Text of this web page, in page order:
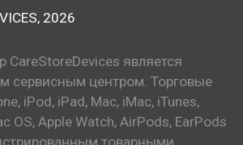
2026
CareStoreDevices является
сервисным центром. Торговые
iPod, iPad, Mac, iMac, iTunes,
OS, Apple Watch, AirPods, EarPods
товарными